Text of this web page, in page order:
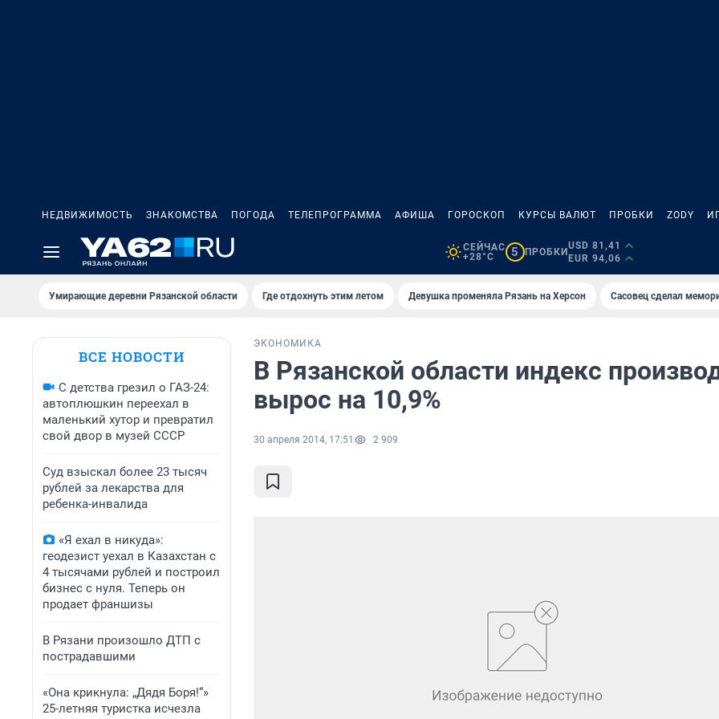
НЕДВИЖИМОСТЬ ЗНАКОМСТВА ПОГОДА ТЕЛЕПРОГРАММА АФИША ГОРОСКОП КУРСЫ ВАЛЮТ ПРОБКИ ZODY
СЕЙЧАС
+28°C
5 ПРОБКИ
USD 81,41
EUR 94,06
Умирающие деревни Рязанской области Где отдохнуть этим летом Девушка променяла Рязань на Херсон Сасовец сделал
ВСЕ НОВОСТИ
С детства грезил о ГАЗ-24:
автоплюшкин переехал в
маленький хутор и превратил
свой двор в музей СССР
Суд взыскал более 23 тысяч
рублей за лекарства для
ребенка-инвалида
«Я ехал в никуда»:
геодезист уехал в Казахстан с
4 тысячами рублей и построил
бизнес с нуля. Теперь он
продает франшизы
В Рязани произошло ДТП с
пострадавшими
«Она крикнула: „Дядя Боря!“»
25-летняя туристка исчезла
ЭКОНОМИКА
В Рязанской области индекс
вырос на 10,9%
30 апреля 2014, 17:51 2 909